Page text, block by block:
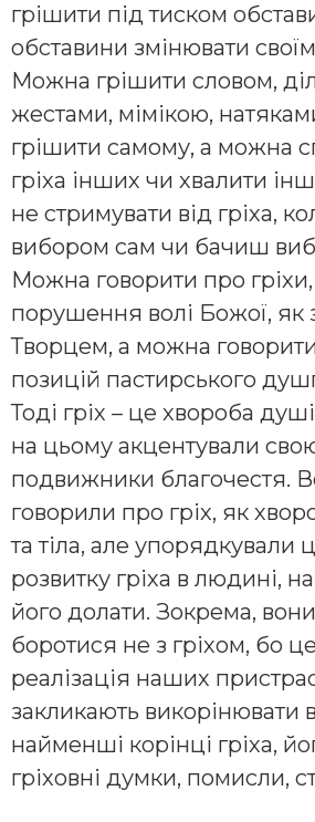
грішити під тиском
обставини змінювати
Можна грішити словом,
жестами, мімікою,
грішити самому, а можна
гріха інших чи хвалити
не стримувати від гріха,
вибором сам чи бачиш
Можна говорити про
порушення волі Божої, як
Творцем, а можна говорити
позицій пастирського
Тоді гріх – це хвороба
на цьому акцентували
подвижники благочестя.
говорили про гріх, як
та тіла, але упорядкували
розвитку гріха в людині,
його долати. Зокрема,
боротися не з гріхом, бо
реалізація наших
закликають викорінювати
найменші корінці гріха,
гріховні думки, помисли,